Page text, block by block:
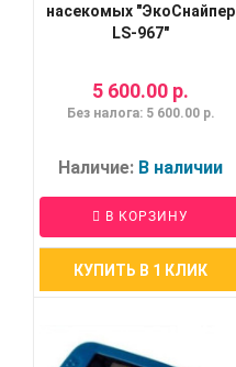
насекомых "ЭкоСнайпер
LS-967"
5 600.00 р.
Без налога: 5 600.00 р.
Наличие: В наличии
В КОРЗИНУ
КУПИТЬ В 1 КЛИК